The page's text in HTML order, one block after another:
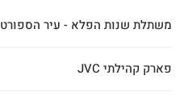
משתלת שנות הפלא - עיר הספורט
פארק קהילתי JVC